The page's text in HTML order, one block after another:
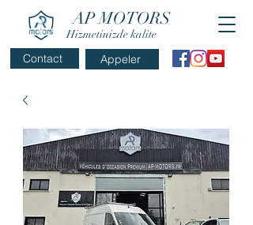
AP MOTORS
Hizmetinizde kalite
Appeler
Contact